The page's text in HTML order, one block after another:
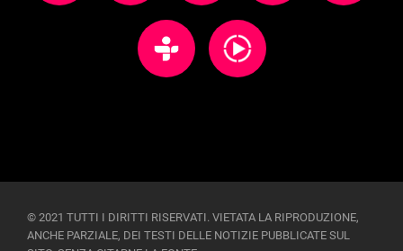
© 2021 TUTTI I DIRITTI RISERVATI. VIETATA LA RIPRODUZIONE,
ANCHE PARZIALE, DEI TESTI DELLE NOTIZIE PUBBLICATE SUL